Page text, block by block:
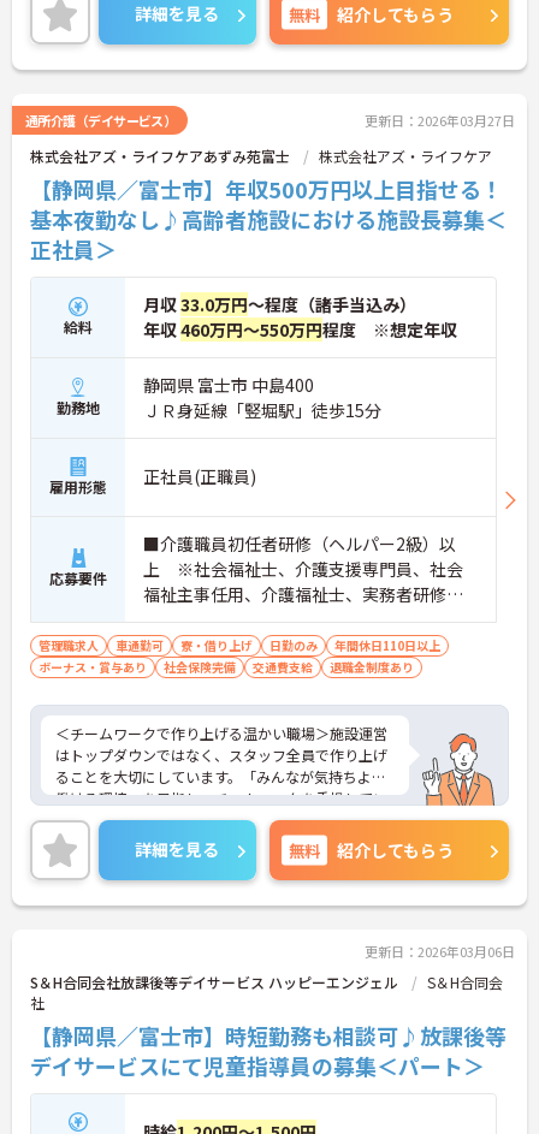
詳細を見る 無料 紹介してもらう
通所介護（デイサービス） 更新日：2026年03月27日
株式会社アズ・ライフケアあずみ苑富士 株式会社アズ・ライフケア
【静岡県／富士市】年収500万円以上目指せる！
基本夜勤なし♪高齢者施設における施設長募集＜
正社員＞
給料
月収33.0万円～程度（諸手当込み）
年収460万円～550万円程度 ※想定年収
勤務地
静岡県 富士市 中島400
ＪＲ身延線「竪堀駅」徒歩15分
雇用形態 正社員(正職員)
応募要件
■介護職員初任者研修（ヘルパー2級）以
上 ※社会福祉士、介護支援専門員、社会
福祉主事任用、介護福祉士、実務者研修歓
迎 ■管理職、生活相談員、サービス提供責
任者、またはそれらに類する職種での業務
経験をお持ちの方 ■普通自動車免許（AT
管理職求人 車通勤可 寮・借り上げ 日勤のみ
年間休日110日以上
ボーナス・賞与あり
社会保険完備 交通費支給 退職金制度あり
＜チームワークで作り上げる温かい職場＞施設運営
はトップダウンではなく、スタッフ全員で作り上げ
ることを大切にしています。「みんなが気持ちよく
働ける環境」を目指し、チームワークを重視してい
るのが特徴です。裁量が大きく任される部分も多い
ため、アイデアや気配りがダイレクトに施設の雰囲
気を良くし、スタッフの笑顔につながるやりがいを
感じられます。
＜学びを応援！充実の研修と資格手当＞「管理職専
専門研修など、成長を支えるプログラムが豊富で
す。また、資格取得への評価も手厚く、スキルアッ
プが収入アップにもつながります。
休日は110日以上あり、1時間単位で取得できる有給
休暇や、最大40日まで積み立てられる積立有給休暇
など、休みを取りやすい制度が整っています。
詳細を見る 無料 紹介してもらう
更新日：2026年03月06日
S＆H合同会社放課後等デイサービス ハッピーエンジェル
S＆H合同会
社
【静岡県／富士市】時短勤務も相談可♪放課後等
デイサービスにて児童指導員の募集＜パート＞